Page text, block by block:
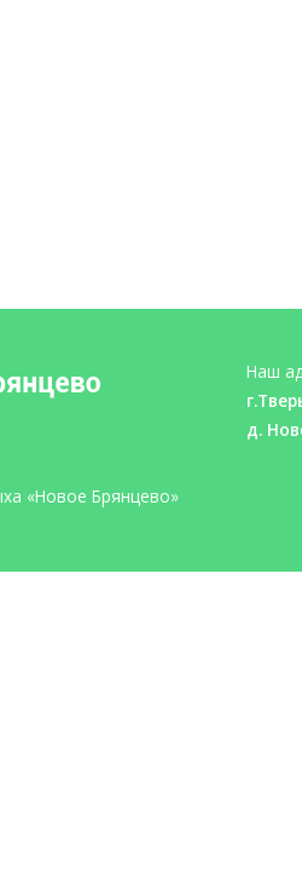
Наш
д.
«Новое Брянцево»